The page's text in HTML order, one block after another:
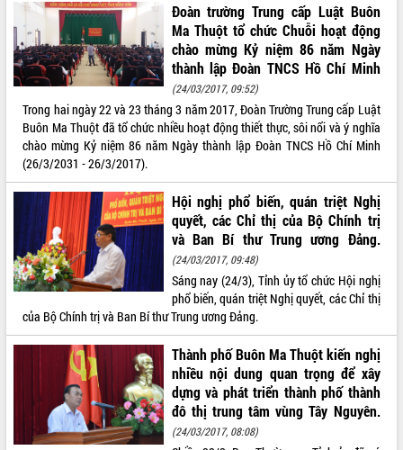
Lấy ý kiến điều chỉnh Quy hoạch tỉnh
Đắk Lắk thời kỳ 2021-2030, tầm nhìn
đến năm 2050
Phát động chiến dịch 30 ngày đêm
giải phóng mặt bằng Tuyến đường bộ
ven biển
Đắk Lắk nỗ lực thúc đẩy tăng trưởng
kinh tế từ 10% trở lên trong Quý
II/2026
Đắk Lắk ký kết thỏa thuận hợp tác về
chuyển đổi số giai đoạn 2026 – 2030
với Tập đoàn Bưu chính Viễn thông
Việt Nam
Thứ trưởng Bộ Y tế làm việc với tỉnh
Đắk Lắk về phát triển nhân lực y tế
Du lịch Đắk Lắk nâng tầm trải nghiệm
du khách thông qua Hệ thống cơ sở dữ
liệu và Bản đồ số
Tập huấn ứng dụng trí tuệ nhân tạo (AI)
trong thương mại điện tử năm 2026
Đoàn đại biểu Quốc hội tỉnh Đắk Lắk
trao đổi thông tin trước Kỳ họp thứ
Đoàn trường Trung cấp Luật Buôn
Ma Thuột tổ chức Chuỗi hoạt động
chào mừng Kỷ niệm 86 năm Ngày
thành lập Đoàn TNCS Hồ Chí Minh
(24/03/2017, 09:52)
Trong hai ngày 22 và 23 tháng 3 năm 2017, Đoàn Trường Trung cấp Luật
Buôn Ma Thuột đã tổ chức nhiều hoạt động thiết thực, sôi nổi và ý nghĩa
chào mừng Kỷ niệm 86 năm Ngày thành lập Đoàn TNCS Hồ Chí Minh
(26/3/2031 - 26/3/2017).
Hội nghị phổ biến, quán triệt Nghị
quyết, các Chỉ thị của Bộ Chính trị
và Ban Bí thư Trung ương Đảng.
(24/03/2017, 09:48)
Sáng nay (24/3), Tỉnh ủy tổ chức Hội nghị
phổ biến, quán triệt Nghị quyết, các Chỉ thị
của Bộ Chính trị và Ban Bí thư Trung ương Đảng.
Thành phố Buôn Ma Thuột kiến nghị
nhiều nội dung quan trọng để xây
dựng và phát triển thành phố thành
đô thị trung tâm vùng Tây Nguyên.
(24/03/2017, 08:08)